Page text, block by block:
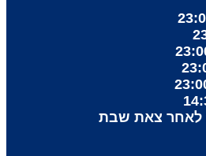
לאחר צאת שבת